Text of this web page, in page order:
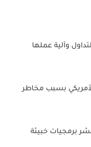
وآلية عملها
بسبب مخاطر